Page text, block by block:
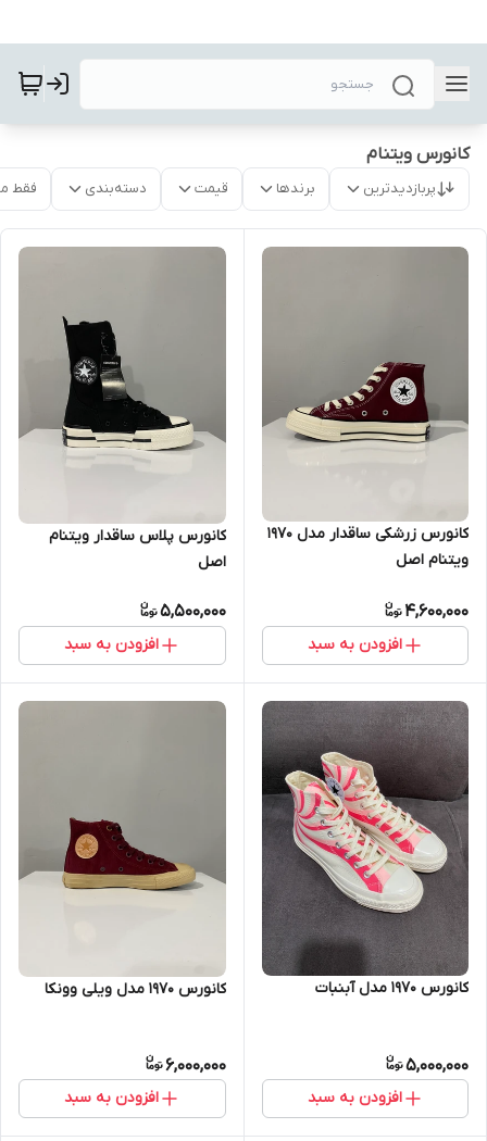
کانورس ویتنام
پربازدیدترین برندها قیمت دسته‌بندی فقط
کانورس زرشکی ساقدار مدل 1970
ویتنام اصل
4,600,000
افزودن به سبد
کانورس پلاس ساقدار ویتنام
اصل
5,500,000
افزودن به سبد
کانورس ۱۹۷۰ مدل آبنبات
5,000,000
افزودن به سبد
کانورس ۱۹۷۰ مدل ویلی وونکا
6,000,000
افزودن به سبد